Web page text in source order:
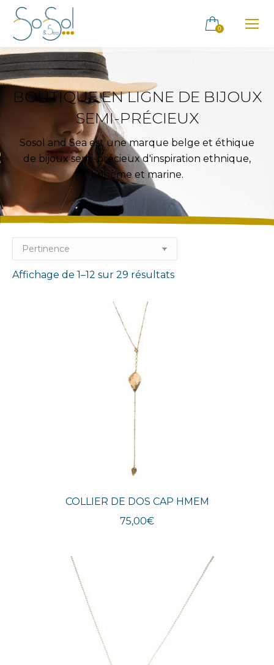
0
BOUTIQUE EN LIGNE DE BIJOUX
SEMI-PRÉCIEUX
Sosol and Sea est une marque belge et éthique
de bijoux semi-précieux d'inspiration ethnique,
bohème et marine.
Affichage de 1–12 sur 29 résultatsTrié
COLLIER DE DOS CAP HMEM
75,00€